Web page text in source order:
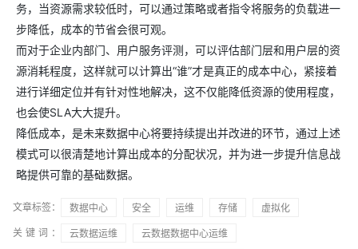
务，当资源需求较低时，可以通过策略或者指令将服务的负载进一
步降低，成本的节省会很可观。
而对于企业内部门、用户服务评测，可以评估部门层和用户层的资
源消耗程度，这样就可以计算出“谁”才是真正的成本中心，紧接着
进行详细定位并有针对性地解决，这不仅能降低资源的使用程度，
也会使SLA大大提升。
降低成本，是未来数据中心将要持续提出并改进的环节，通过上述
模式可以很清楚地计算出成本的分配状况，并为进一步提升信息战
略提供可靠的基础数据。
文章标签： 数据中心 安全 运维 存储
虚拟化
关键词：
云数据运维
云数据数据中心运维